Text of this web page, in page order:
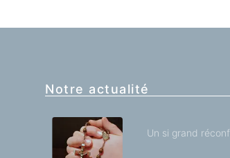
Notre actualité
Un si grand